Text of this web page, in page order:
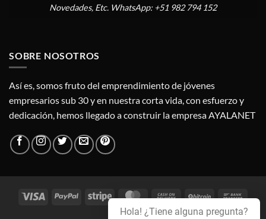
Novedades, Etc. WhatsApp: +51 982 794 152
SOBRE NOSOTROS
Así es, somos fruto del emprendimiento de jóvenes
empresarios sub 30 y en nuestra corta vida, con esfuerzo y
dedicación, hemos llegado a construir la empresa AYALANET
Visa PayPal Stripe MasterCard
Cash
On
BitCoin Bank
Credit
Hola! ¿Tiene alguna pregunta?